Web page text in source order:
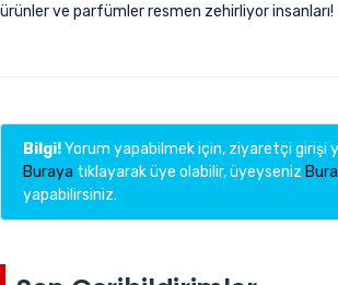
ürünler ve parfümler resmen zehirliyor insanları!
Bilgi!Yorum yapabilmek için, ziyaretçi girişi
Buraya tıklayarak üye olabilir, üyeyseniz
yapabilirsiniz.